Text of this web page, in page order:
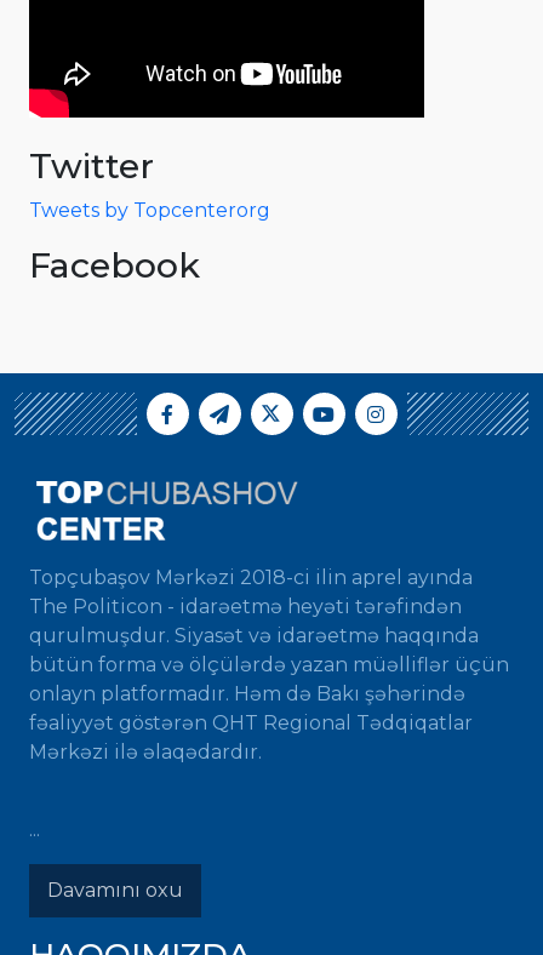
Twitter
Tweets by Topcenterorg
Facebook
Topçubaşov Mərkəzi 2018-ci ilin aprel ayında
The Politicon - idarəetmə heyəti tərəfindən
qurulmuşdur. Siyasət və idarəetmə haqqında
bütün forma və ölçülərdə yazan müəlliflər üçün
onlayn platformadır. Həm də Bakı şəhərində
fəaliyyət göstərən QHT Regional Tədqiqatlar
Mərkəzi ilə əlaqədardır.
...
Davamını oxu